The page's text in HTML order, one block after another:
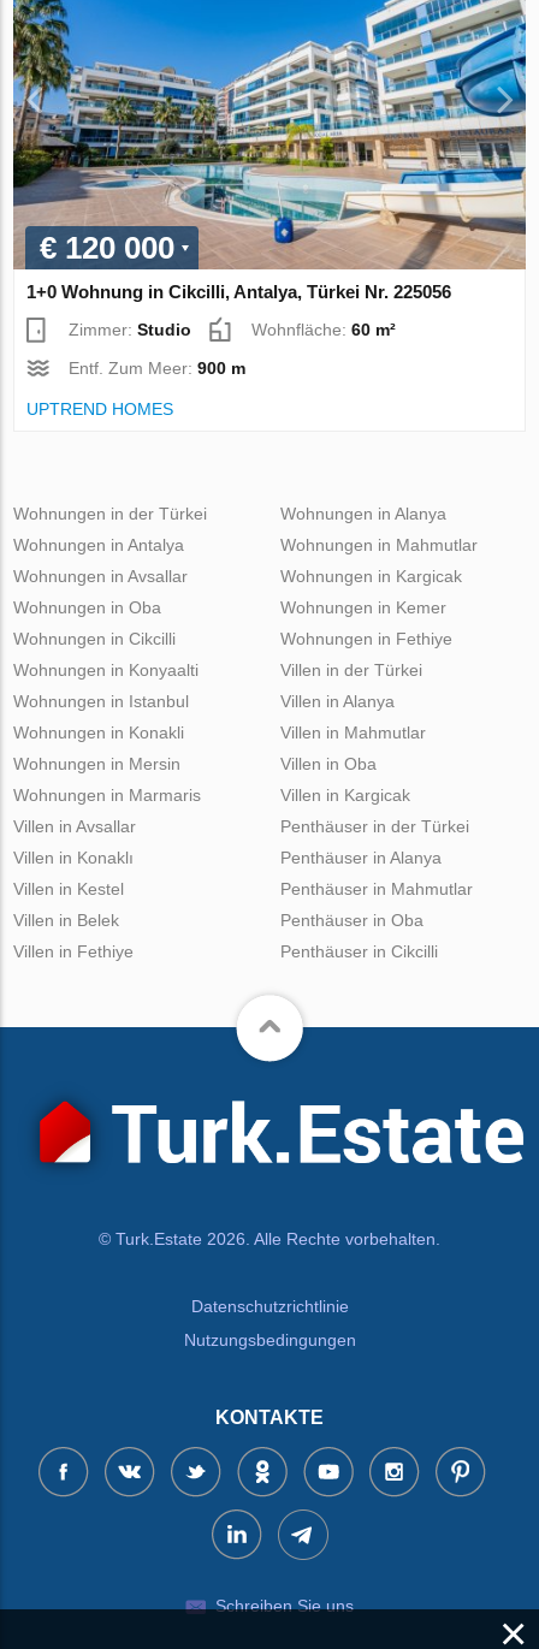
€ 120 000
1+0 Wohnung in Cikcilli, Antalya, Türkei Nr. 225056
Zimmer:Studio Wohnfläche:60 m²
Entf. Zum Meer:900 m
UPTREND HOMES
Wohnungen in der Türkei
Wohnungen in Antalya
Wohnungen in Avsallar
Wohnungen in Oba
Wohnungen in Cikcilli
Wohnungen in Alanya
Wohnungen in Mahmutlar
Wohnungen in Kargicak
Wohnungen in Kemer
Wohnungen in Fethiye
Wohnungen in Konyaalti
Wohnungen in Istanbul
Wohnungen in Konakli
Wohnungen in Mersin
Wohnungen in Marmaris
Villen in der Türkei
Villen in Alanya
Villen in Mahmutlar
Villen in Oba
Villen in Kargicak
Villen in Avsallar
Villen in Konaklı
Villen in Kestel
Villen in Belek
Villen in Fethiye
Penthäuser in der Türkei
Penthäuser in Alanya
Penthäuser in Mahmutlar
Penthäuser in Oba
Penthäuser in Cikcilli
© Turk.Estate 2026. Alle Rechte vorbehalten.
Datenschutzrichtlinie
Nutzungsbedingungen
KONTAKTE
Schreiben Sie uns
×